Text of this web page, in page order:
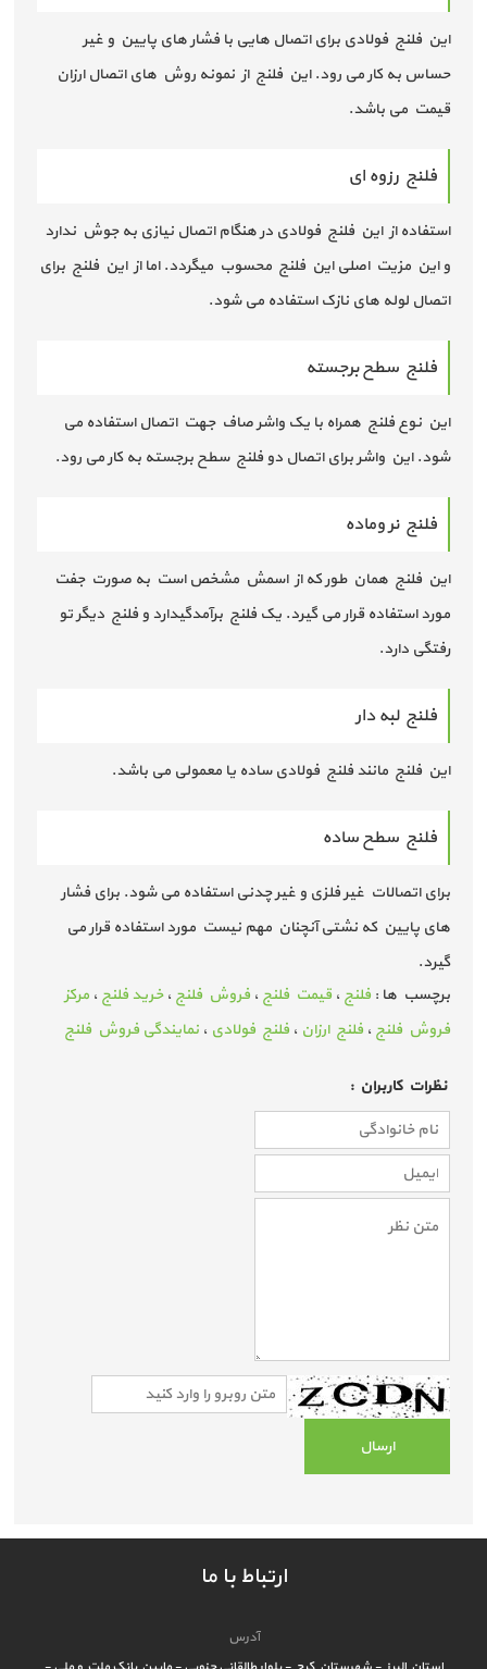
این فلنج فولادی برای اتصال هایی با فشار های پایین و غیر
حساس به کار می رود. این فلنج از نمونه روش های اتصال ارزان
قیمت می باشد.
فلنج رزوه ای
استفاده از این فلنج فولادی در هنگام اتصال نیازی به جوش ندارد
و این مزیت اصلی این فلنج محسوب میگردد. اما از این فلنج برای
اتصال لوله های نازک استفاده می شود.
فلنج سطح برجسته
این نوع فلنج همراه با یک واشر صاف جهت اتصال استفاده می
شود. این واشر برای اتصال دو فلنج سطح برجسته به کار می رود.
فلنج نر وماده
این فلنج همان طور که از اسمش مشخص است به صورت جفت
مورد استفاده قرار می گیرد. یک فلنج برآمدگیدارد و فلنج دیگر تو
رفتگی دارد.
فلنج لبه دار
این فلنج مانند فلنج فولادی ساده یا معمولی می باشد.
فلنج سطح ساده
برای اتصالات غیر فلزی و غیر چدنی استفاده می شود. برای فشار
های پایین که نشتی آنچنان مهم نیست مورد استفاده قرار می
گیرد.
برچسب ها :فلنج ،قیمت فلنج ،فروش فلنج ،خرید فلنج ،مرکز
فروش فلنج ،فلنج ارزان ،فلنج فولادی ،نمایندگی فروش فلنج
نظرات كاربران :
ارتباط با ما
آدرس